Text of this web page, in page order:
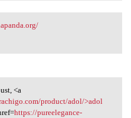
<a href
<a
product/adol/>adol
https://pureelegance-